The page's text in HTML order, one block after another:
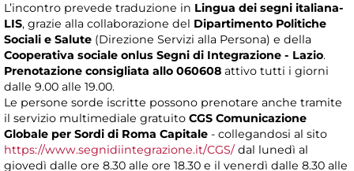
L’incontro prevede traduzione in Lingua dei segni italiana-
LIS, grazie alla collaborazione del Dipartimento Politiche
Sociali e Salute (Direzione Servizi alla Persona) e della
Cooperativa sociale onlus Segni di Integrazione - Lazio.
Prenotazione consigliata allo 060608 attivo tutti i giorni
dalle 9.00 alle 19.00.
Le persone sorde iscritte possono prenotare anche tramite
il servizio multimediale gratuito CGS Comunicazione
Globale per Sordi di Roma Capitale - collegandosi al sito
https://www.segnidiintegrazione.it/CGS/dal lunedì al
giovedì dalle ore 8.30 alle ore 18.30 e il venerdì dalle 8.30 alle